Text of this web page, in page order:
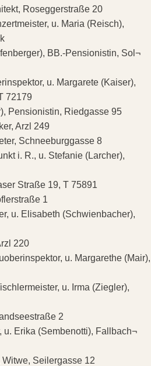
Roseggerstraße 20
u. Maria (Reisch),
BB.-Pensionistin, Sol¬
u. Margarete (Kaiser),
72179
Pensionistin, Riedgasse 95
Arzl 249
Schneeburggasse 8
i. R., u. Stefanie (Larcher),
Straße 19, T 75891
1
u. Elisabeth (Schwienbacher),
220
u. Margarethe (Mair),
u. Irma (Ziegler),
2
Erika (Sembenotti), Fallbach¬
Seilergasse 12